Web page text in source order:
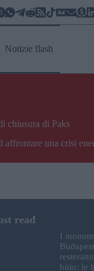
Notizie flash
chiusura di Paks
una crisi
I
Budapest
buio: le